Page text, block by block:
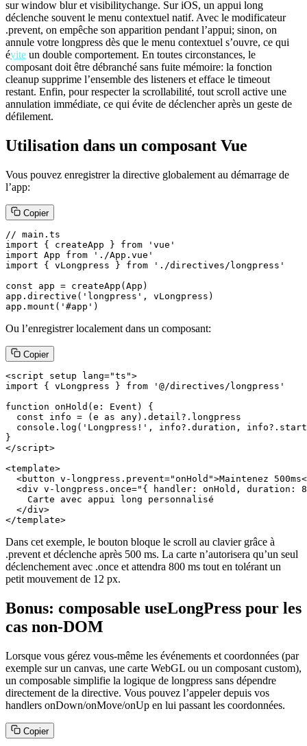
sur window blur et visibilitychange. Sur iOS, un appui long
déclenche souvent le menu contextuel natif. Avec le modificateur
.prevent, on empêche son apparition pendant l’appui; sinon, on
annule votre longpress dès que le menu contextuel s’ouvre, ce qui
évite un double comportement. En toutes circonstances, le
composant doit être débranché sans fuite mémoire: la fonction
cleanup supprime l’ensemble des listeners et efface le timeout
restant. Enfin, pour respecter la scrollabilité, tout scroll active une
annulation immédiate, ce qui évite de déclencher après un geste de
défilement.
Utilisation dans un composant Vue
Vous pouvez enregistrer la directive globalement au démarrage de
l’app:
Copier
// main.ts
import { createApp } from 'vue'
import App from './App.vue'
import { vLongpress } from './directives/longpress'
const app = createApp(App)
app.directive('longpress', vLongpress)
app.mount('#app')
Ou l’enregistrer localement dans un composant:
Copier
<script setup lang="ts">
import { vLongpress } from '@/directives/longpress'
function onHold(e: Event) {
  const info = (e as any).detail?.longpress
console.log('Longpress!', info?.duration,
}
</script>
<template>
<button v-longpress.prevent="onHold">Maintenez
<div v-longpress.once="{ handler: onHold, duration:
    Carte avec appui long personnalisé
  </div>
</template>
Dans cet exemple, le bouton bloque le scroll au clavier grâce à
.prevent et déclenche après 500 ms. La carte n’autorisera qu’un seul
déclenchement avec .once et attendra 800 ms tout en tolérant un
petit mouvement de 12 px.
Bonus: composable useLongPress pour les
cas non-DOM
Lorsque vous gérez vous-même les événements et coordonnées (par
exemple sur un canvas, une carte WebGL ou un composant custom),
un composable simplifie la logique de longpress sans dépendre
directement de la directive. Vous pouvez l’appeler depuis vos
handlers onDown/onMove/onUp en lui passant les coordonnées.
Copier